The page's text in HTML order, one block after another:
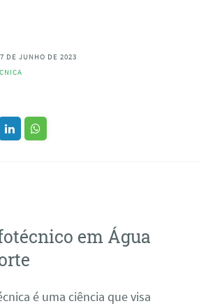
DE JUNHO DE 2023
em Água
é uma ciência que visa